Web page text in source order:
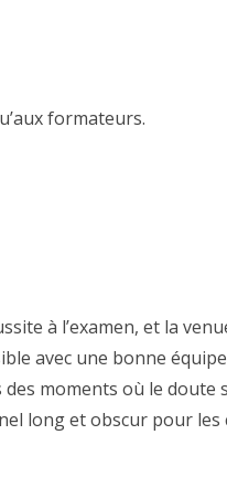
formateurs.
à l’examen, et la
avec une bonne
moments où le doute
long et obscur pour les